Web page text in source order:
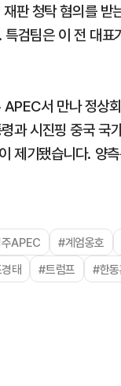
판 청탁 혐의를
검팀은 이 전 대
서 만나 정상
과 시진핑 중국
제기됐습니다. 양
APEC #계엄옹호
태 #트럼프 #한